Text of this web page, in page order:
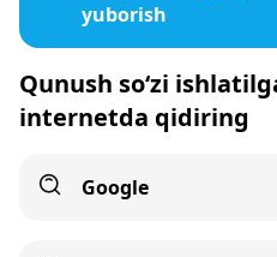
yuborish
Qunush so‘zi
internetda qidiring
Google